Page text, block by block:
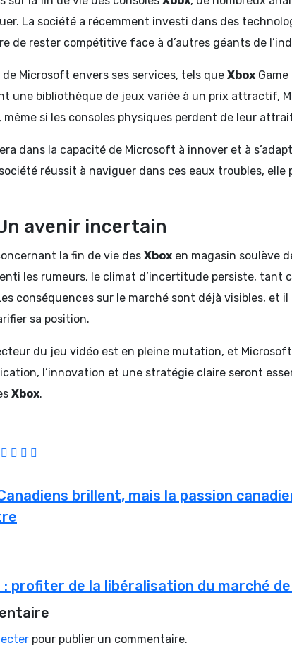
La société a récemment investi dans des
de rester compétitive face à d’autres géants de
de Microsoft envers ses services, tels que Xbox
une bibliothèque de jeux variée à un prix attractif,
si les consoles physiques perdent de leur
dans la capacité de Microsoft à innover et à
réussit à naviguer dans ces eaux troubles,
avenir incertain
la fin de vie des Xbox en magasin soulève
les rumeurs, le climat d’incertitude persiste, tant
conséquences sur le marché sont déjà visibles, et
sa position.
du jeu vidéo est en pleine mutation, et
l’innovation et une stratégie claire seront
Xbox.
Youtube
LinkedIn
Pinterest
Whatsapp
brillent, mais la passion
profiter de la libéralisation du marché
pour publier un commentaire.